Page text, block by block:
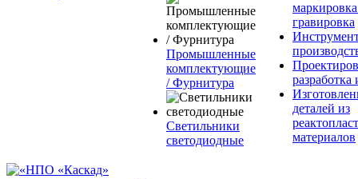
Промышленные
комплектующие
/ Фурнитура
Светильники
светодиодные
гравировка
разработка
деталей из
материалов